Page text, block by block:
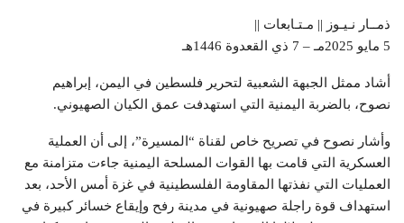
ذمــار نـيـوز || مـتـابعات ||
5 مايو 2025مـ – 7 ذي القعدوة 1446هـ
أشاد ممثل الجبهة الشعبية لتحرير فلسطين في اليمن، إبراهيم
نصوح، بالضربة اليمنية التي استهدفت عمق الكيان الصهيوني.
وأشار نصوح في تصريح خاص لقناة “المسيرة”، إلى أن العملية
العسكرية التي قامت بها القوات المسلحة اليمنية جاءت متزامنة مع
العمليات التي نفذتها المقاومة الفلسطينية في غزة أمس الأحد، بعد
استهداف قوة راجلة صهيونية في مدينة رفح وإيقاع خسائر كبيرة في